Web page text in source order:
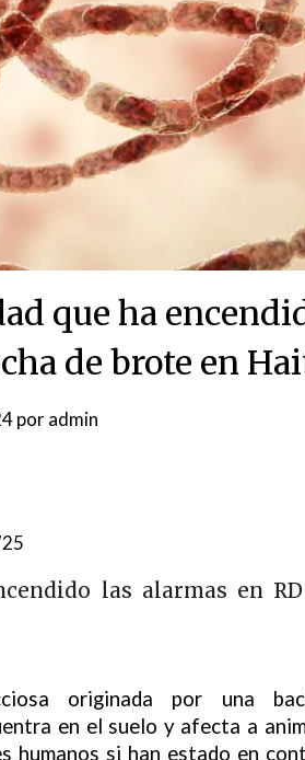
que ha
de brote en
poradmin
las alarmas en
originada por una
en el suelo y afecta a
humanos si han estado en